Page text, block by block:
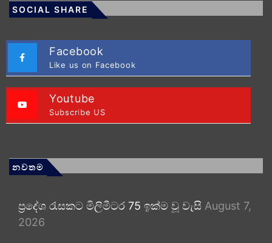
SOCIAL SHARE
Facebook
Like us on Facebook
Youtube
Subscribe US
නවතම
ප්‍රදේශ රැසකට මිලිමීටර 75 ඉක්ම වූ වැසි August 7,
2026